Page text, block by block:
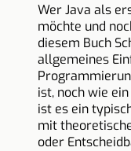
Wer Java als
möchte und
diesem Buch
allgemeines
ist, noch wie
ist es ein
mit
oder